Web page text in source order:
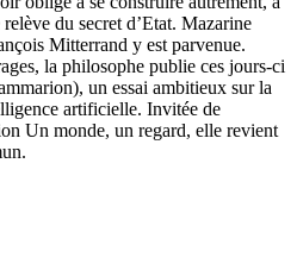
du secret d’Etat. Mazarine
Mitterrand y est parvenue.
la philosophe publie ces jours-ci
un essai ambitieux sur la
artificielle. Invitée de
Un monde, un regard, elle revient